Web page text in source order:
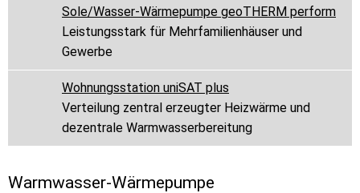
Sole/Wasser-Wärmepumpe geoTHERM perform
Leistungsstark für Mehrfamilienhäuser und
Gewerbe
Wohnungsstation uniSAT plus
Verteilung zentral erzeugter Heizwärme und
dezentrale Warmwasserbereitung
Warmwasser-Wärmepumpe